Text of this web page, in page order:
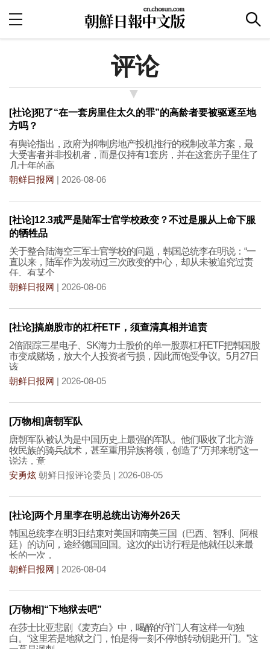
评论
[社论]犯了“在一套房里住太久的罪”的高龄者要被驱逐至地
方吗？
有舆论指出，政府为抑制房地产投机推行的税制改革方案，最
大受害者并非投机者，而是仅持有1套房，并在这套房子里住了
几十年的高
朝鲜日报网 | 2026-08-06
[社论]12.3戒严是陆军士官学校政变？不过是服从上命下服
的牺牲品
关于整合陆海空三军士官学校的问题，韩国总统李在明说：“一
直以来，陆军作为发动过三次政变的中心，却从未被追究过责
任。有某个
朝鲜日报网 | 2026-08-06
[社论]搞崩股市的杠杆ETF，须查清真相并追责
2倍跟踪三星电子、SK海力士股价的单一股票杠杆ETF把韩国股
市变成赌场，放大个人投资者亏损，因此而饱受争议。5月27日
该
朝鲜日报网 | 2026-08-05
[万物相]唐朝军队
唐朝军队被认为是中国历史上最强的军队。他们吸收了北方游
牧民族的骑兵战术，甚至重用异族将领，创造了“万邦来朝”这一
说法，意
安勇炫 朝鲜日报评论委员 | 2026-08-05
[社论]两个月里李在明总统出访海外26天
韩国总统李在明3日结束对美国和南美三国（巴西、智利、阿根
廷）的访问，途经德国回国。这次的出访行程是他就任以来最
长的一次，
朝鲜日报网 | 2026-08-04
[万物相]“下地狱去吧”
在莎士比亚悲剧《麦克白》中，喝醉的守门人有这样一句独
白。“这里若是地狱之门，怕是得一刻不停地转动钥匙开门。”这